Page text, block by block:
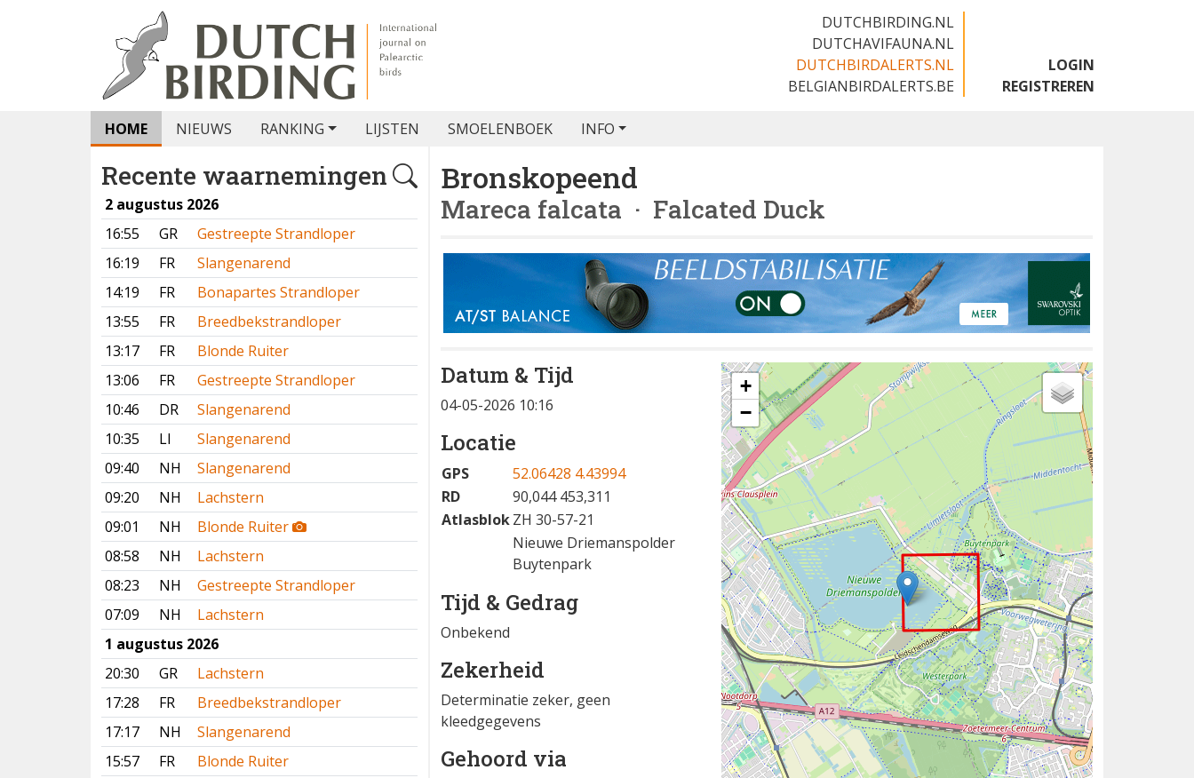
DUTCHBIRDING.NL
DUTCHAVIFAUNA.NL
DUTCHBIRDALERTS.NL
BELGIANBIRDALERTS.BE
LOGIN
REGISTREREN
HOME NIEUWS RANKING LIJSTEN SMOELENBOEK INFO
Recente waarnemingen
2 augustus 2026
16:55
GR
Gestreepte Strandloper
16:19
FR
Slangenarend
14:19
FR
Bonapartes Strandloper
13:55
FR
Breedbekstrandloper
13:17
FR
Blonde Ruiter
13:06
FR
Gestreepte Strandloper
10:46
DR
Slangenarend
10:35
LI
Slangenarend
09:40
NH
Slangenarend
09:20
NH
Lachstern
09:01
NH
Blonde Ruiter
08:58
NH
Lachstern
08:23
NH
Gestreepte Strandloper
07:09
NH
Lachstern
1 augustus 2026
20:30
GR
Lachstern
17:28
FR
Breedbekstrandloper
17:17
NH
Slangenarend
15:57
FR
Blonde Ruiter
Bronskopeend
Mareca falcata · Falcated Duck
Datum & Tijd
04-05-2026 10:16
Locatie
GPS
52.06428 4.43994
RD
90,044 453,311
AtlasblokZH 30-57-21
Nieuwe Driemanspolder
Buytenpark
Tijd & Gedrag
Onbekend
Zekerheid
Determinatie zeker, geen
kleedgegevens
Gehoord via
+
−